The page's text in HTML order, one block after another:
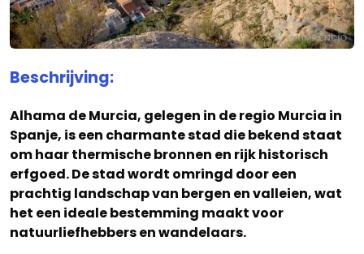
Beschrijving:
Alhama de Murcia, gelegen in de regio Murcia in
Spanje, is een charmante stad die bekend staat
om haar thermische bronnen en rijk historisch
erfgoed. De stad wordt omringd door een
prachtig landschap van bergen en valleien, wat
het een ideale bestemming maakt voor
natuurliefhebbers en wandelaars.